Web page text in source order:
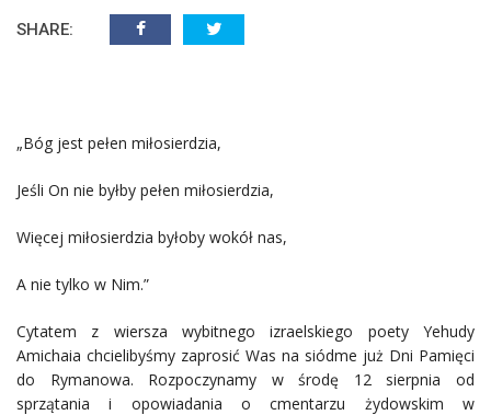
SHARE:
„Bóg jest pełen miłosierdzia,
Jeśli On nie byłby pełen miłosierdzia,
Więcej miłosierdzia byłoby wokół nas,
A nie tylko w Nim.”
Cytatem z wiersza wybitnego izraelskiego poety Yehudy
Amichaia chcielibyśmy zaprosić Was na siódme już Dni Pamięci
do Rymanowa. Rozpoczynamy w środę 12 sierpnia od
sprzątania i opowiadania o cmentarzu żydowskim w